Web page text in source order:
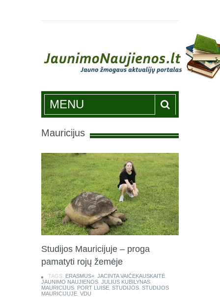
Jaunimonaujienos.lt
MENU
Mauricijus
Studijos Mauricijuje – proga
pamatyti rojų žemėje
TAGS: ERASMUS+ JACINTA VAIČEKAUSKAITĖ
JAUNIMO NAUJIENOS JULIUS KUBILYNAS
MAURICIJUS PORT LUISE STUDIJOS STUDIJOS
MAURICIJUJE VDU